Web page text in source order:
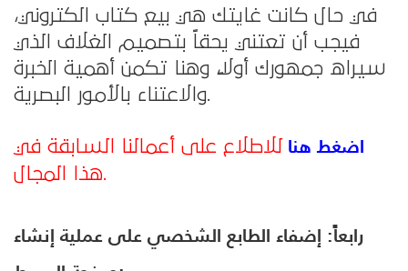
في حال كانت غايتك هي بيع كتاب الكتروني،
فيجب أن تعتني يحقاً بتصميم الغلاف الذي
سيراه جمهورك أولاً، وهنا تكمن أهمية الخبرة
والاعتناء بالأمور البصرية.
اضغط هناللاطلاع على أعمالنا السابقة في
هذا المجال.
رابعاً: إضفاء الطابع الشخصي على عملية إنشاء